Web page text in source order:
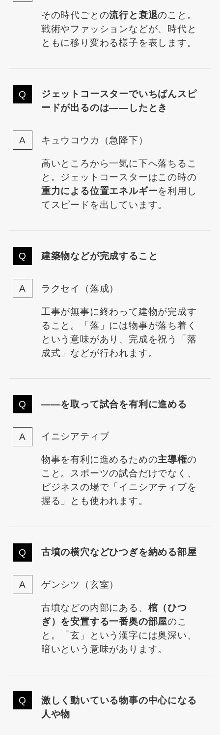
その時代ごとの流行と衰退のこと。
戦術やファッションなどが、時代と
ともに移り変わる様子を表します。
ジェットコースターでいちばんスピ
ードが出るのは――したとき
キュウコウカ（急降下）
高いところから一気に下へ落ちるこ
と。ジェットコースターはこの時の
重力による位置エネルギーを利用し
てスピードを出しています。
建築物などが完成すること
ラクセイ（落成）
工事が無事に終わって建物が完成す
ること。「落」には物事が落ち着く
という意味があり、完成を祝う「落
成式」などが行われます。
――を取って試合を有利に進める
イニシアティブ
物事を有利に進めるための主導権の
こと。スポーツの試合だけでなく、
ビジネスの場で「イニシアティブを
握る」とも使われます。
古墳の横穴などひつぎを納める部屋
ゲンシツ（玄室）
古墳などの内部にある、 棺（ひつ
ぎ）を安置する一番奥の部屋のこ
と。「玄」という漢字には奥深い、
暗いという意味があります。
激しく動いている物事の中心になる
人や物